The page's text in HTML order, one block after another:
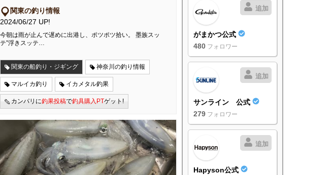
関東の釣り情報
2024/06/27 UP!
今朝は雨が止んで遅めに出港し、ポツポツ拾い。 墨族スッ
テ”浮きスッテ…
関東の船釣り・ジギング 神奈川の釣り情報
マルイカ釣り イカメタル釣果
カンパリに釣果投稿で釣具購入PTゲット!
追加
がまかつ公式
480 フォロワー
追加
サンライン 公式
279 フォロワー
追加
Hapyson公式